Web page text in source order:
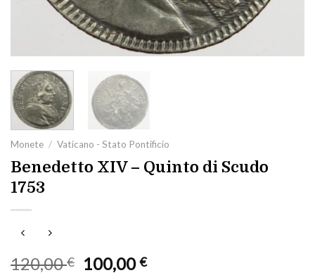
Monete / Vaticano - Stato Pontificio
Benedetto XIV – Quinto di Scudo
1753
120,00€
Il
100,00€Il